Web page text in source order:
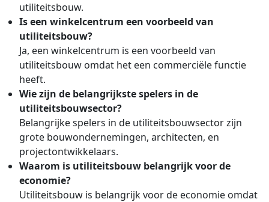
utiliteitsbouw.
Is een winkelcentrum een voorbeeld van
utiliteitsbouw?
Ja, een winkelcentrum is een voorbeeld van
utiliteitsbouw omdat het een commerciële functie
heeft.
Wie zijn de belangrijkste spelers in de
utiliteitsbouwsector?
Belangrijke spelers in de utiliteitsbouwsector zijn
grote bouwondernemingen, architecten, en
projectontwikkelaars.
Waarom is utiliteitsbouw belangrijk voor de
economie?
Utiliteitsbouw is belangrijk voor de economie omdat